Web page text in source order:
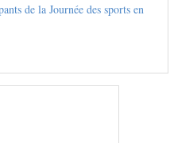
de la Journée des sports en